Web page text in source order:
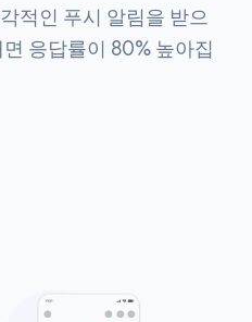
적인 푸시 알림을 받으
응답률이 80% 높아집